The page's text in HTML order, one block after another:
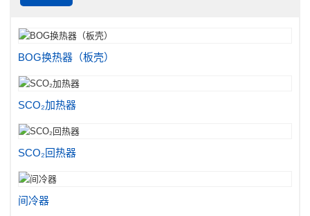
BOG换热器（板壳）
SCO₂加热器
SCO₂回热器
间冷器